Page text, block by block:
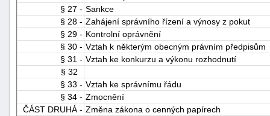
§ 27 - Sankce
§ 28 - Zahájení správního řízení a výnosy z pokut
§ 29 - Kontrolní oprávnění
§ 30 - Vztah k některým obecným právním předpisům
§ 31 - Vztah ke konkurzu a výkonu rozhodnutí
§ 32
§ 33 - Vztah ke správnímu řádu
§ 34 - Zmocnění
ČÁST DRUHÁ - Změna zákona o cenných papírech